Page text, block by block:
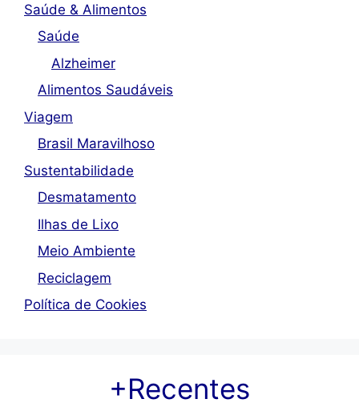
Saúde & Alimentos
Saúde
Alzheimer
Alimentos Saudáveis
Viagem
Brasil Maravilhoso
Sustentabilidade
Desmatamento
Ilhas de Lixo
Meio Ambiente
Reciclagem
Política de Cookies
+Recentes